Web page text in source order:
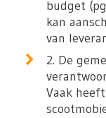
budget
kan
van
2. De
Vaak